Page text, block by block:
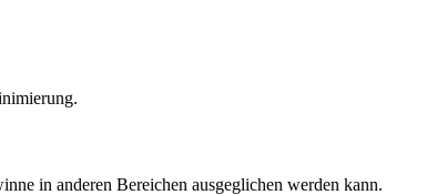
in anderen Bereichen ausgeglichen werden kann.